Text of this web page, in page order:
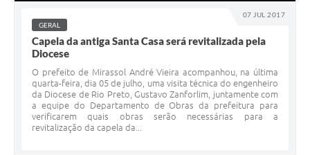
07 JUL 2017
GERAL
Capela da antiga Santa Casa será revitalizada pela
Diocese
O prefeito de Mirassol André Vieira acompanhou, na última
quarta-feira, dia 05 de julho, uma visita técnica do engenheiro
da Diocese de Rio Preto, Gustavo Zanforlim, juntamente com
a equipe do Departamento de Obras da prefeitura para
verificarem quais obras serão necessárias para a
revitalização da capela da...